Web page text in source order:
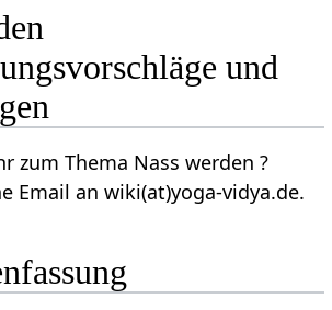
und
zum Thema Nass werden‏‎ ?
Email an wiki(at)yoga-vidya.de.